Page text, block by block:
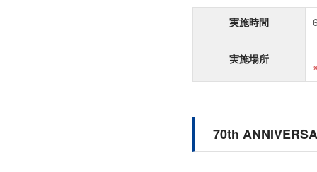
実施時間
実施場所
70th